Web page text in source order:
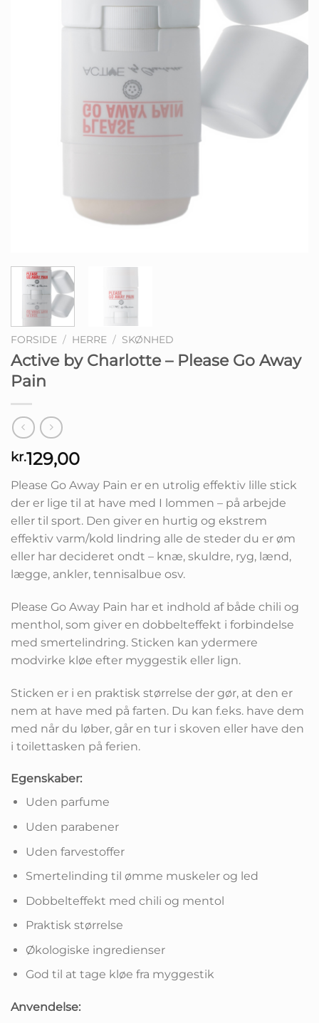
FORSIDE / HERRE / SKØNHED
Active by Charlotte – Please Go Away
Pain
kr.129,00
Please Go Away Pain er en utrolig effektiv lille stick
der er lige til at have med I lommen – på arbejde
eller til sport. Den giver en hurtig og ekstrem
effektiv varm/kold lindring alle de steder du er øm
eller har decideret ondt – knæ, skuldre, ryg, lænd,
lægge, ankler, tennisalbue osv.
Please Go Away Pain har et indhold af både chili og
menthol, som giver en dobbelteffekt i forbindelse
med smertelindring. Sticken kan ydermere
modvirke kløe efter myggestik eller lign.
Sticken er i en praktisk størrelse der gør, at den er
nem at have med på farten. Du kan f.eks. have dem
med når du løber, går en tur i skoven eller have den
i toilettasken på ferien.
Egenskaber:
Uden parfume
Uden parabener
Uden farvestoffer
Smertelinding til ømme muskeler og led
Dobbelteffekt med chili og mentol
Praktisk størrelse
Økologiske ingredienser
God til at tage kløe fra myggestik
Anvendelse: